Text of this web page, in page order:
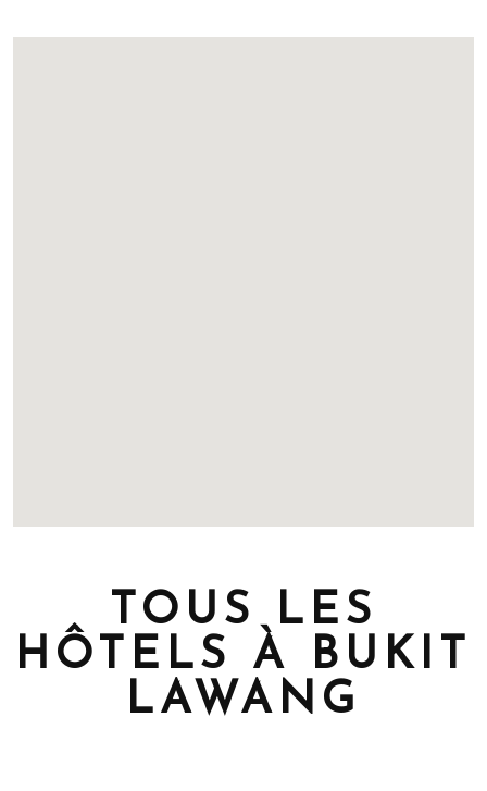
TOUS LES
HÔTELS À BUKIT
LAWANG